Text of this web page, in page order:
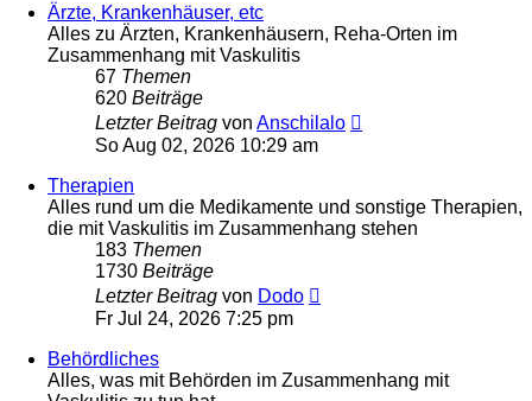
Ärzte, Krankenhäuser, etc
Alles zu Ärzten, Krankenhäusern, Reha-Orten im
Zusammenhang mit Vaskulitis
67 Themen
620 Beiträge
Letzter Beitrag von Anschilalo
So Aug 02, 2026 10:29 am
Therapien
Alles rund um die Medikamente und sonstige Therapien,
die mit Vaskulitis im Zusammenhang stehen
183 Themen
1730 Beiträge
Letzter Beitrag von Dodo
Fr Jul 24, 2026 7:25 pm
Behördliches
Alles, was mit Behörden im Zusammenhang mit